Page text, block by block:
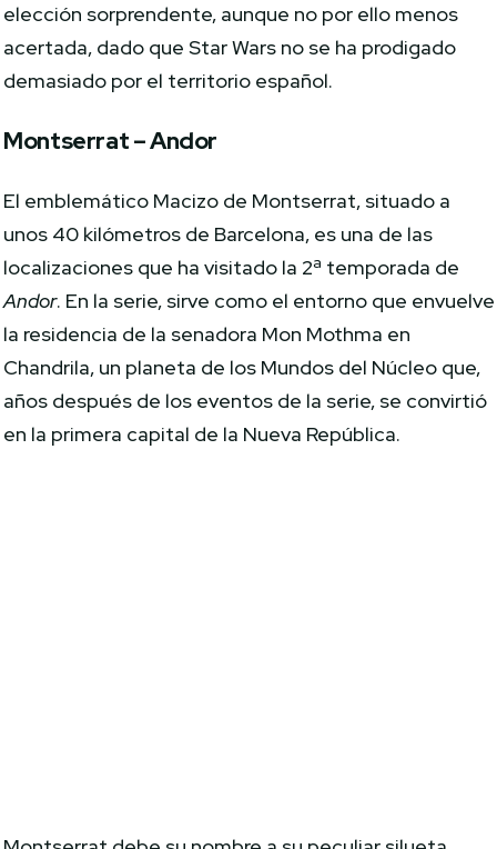
elección sorprendente, aunque no por ello menos
acertada, dado que Star Wars no se ha prodigado
demasiado por el territorio español.
Montserrat – Andor
El emblemático Macizo de Montserrat, situado a
unos 40 kilómetros de Barcelona, es una de las
localizaciones que ha visitado la 2ª temporada de
Andor. En la serie, sirve como el entorno que envuelve
la residencia de la senadora Mon Mothma en
Chandrila, un planeta de los Mundos del Núcleo que,
años después de los eventos de la serie, se convirtió
en la primera capital de la Nueva República.